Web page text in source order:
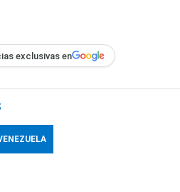
exclusivas en